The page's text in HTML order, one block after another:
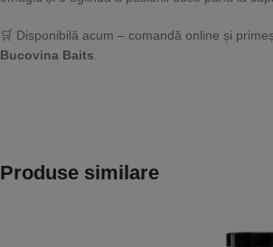
🛒 Disponibilă acum – comandă online și
Bucovina Baits.
Produse similare